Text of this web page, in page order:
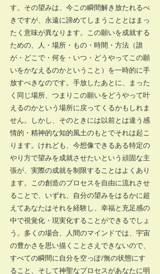
す。その望みは、今この瞬間解き放たれるべ
きですが、永遠に諦めてしまうこととはまっ
たく意味が異なります。この願いを成就する
ための、人・場所・もの・時間・方法（誰
が・どこで・何を・いつ・どうやってこの願
いをかなえるのかということ）を一時的に手
放すべきなのです。手放したあとに、まった
く同じ場所、つまりこの願いをどうやって叶
えるのかという場所に戻ってくるかもしれま
せん。しかし、そのときには以前とは違う感
情的・精神的な知的風土のもとでそれは起こ
ります。けれども、今想像できるある特定の
やり方で望みを成就させたいという頑固な主
張が、実際の成就を制限することはよくあり
ます。この創造のプロセスを自由に流れさせ
ることで、いずれ、自分の望みをはるかに超
えてあなたはそれを経験し、幸福と充足感の
中で視覚化・現実化することができるでしょ
う。多くの場合、人間のマインドでは、宇宙
の豊かさを思い描くことさえできないので、
すべての瞬間に自分を空っぽ/無の状態にす
ること、そして神聖なプロセスがあなたに明